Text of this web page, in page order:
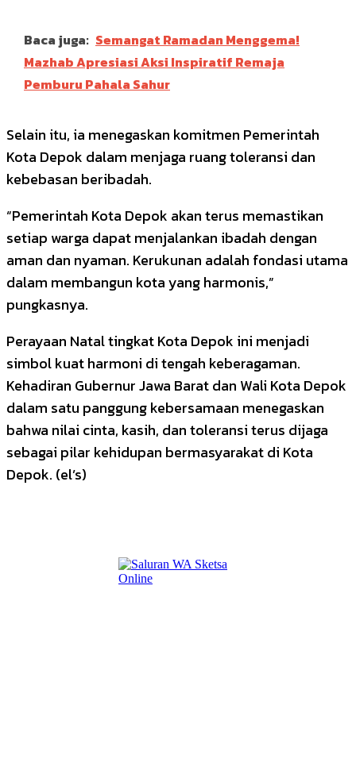
Baca juga: Semangat Ramadan Menggema!
Mazhab Apresiasi Aksi Inspiratif Remaja
Pemburu Pahala Sahur
Selain itu, ia menegaskan komitmen Pemerintah
Kota Depok dalam menjaga ruang toleransi dan
kebebasan beribadah.
“Pemerintah Kota Depok akan terus memastikan
setiap warga dapat menjalankan ibadah dengan
aman dan nyaman. Kerukunan adalah fondasi utama
dalam membangun kota yang harmonis,”
pungkasnya.
Perayaan Natal tingkat Kota Depok ini menjadi
simbol kuat harmoni di tengah keberagaman.
Kehadiran Gubernur Jawa Barat dan Wali Kota Depok
dalam satu panggung kebersamaan menegaskan
bahwa nilai cinta, kasih, dan toleransi terus dijaga
sebagai pilar kehidupan bermasyarakat di Kota
Depok. (el’s)